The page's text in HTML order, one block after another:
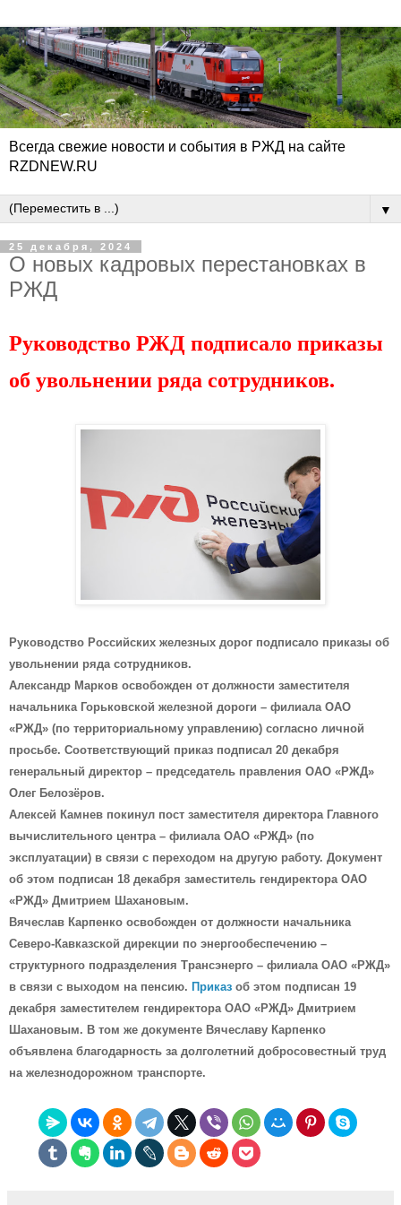
Всегда свежие новости и события в РЖД на сайте
RZDNEW.RU
▼
25 декабря, 2024
О новых кадровых перестановках в
РЖД
Руководство РЖД подписало приказы
об увольнении ряда сотрудников.
Руководство Российских железных дорог подписало приказы об
увольнении ряда сотрудников.
Александр Марков освобожден от должности заместителя
начальника Горьковской железной дороги – филиала ОАО
«РЖД» (по территориальному управлению) согласно личной
просьбе. Соответствующий приказ подписал 20 декабря
генеральный директор – председатель правления ОАО «РЖД»
Олег Белозёров.
Алексей Камнев покинул пост заместителя директора Главного
вычислительного центра – филиала ОАО «РЖД» (по
эксплуатации) в связи с переходом на другую работу. Документ
об этом подписан 18 декабря заместитель гендиректора ОАО
«РЖД» Дмитрием Шахановым.
Вячеслав Карпенко освобожден от должности начальника
Северо-Кавказской дирекции по энергообеспечению –
структурного подразделения Трансэнерго – филиала ОАО «РЖД»
в связи с выходом на пенсию. Приказ об этом подписан 19
декабря заместителем гендиректора ОАО «РЖД» Дмитрием
Шахановым. В том же документе Вячеславу Карпенко
объявлена благодарность за долголетний добросовестный труд
на железнодорожном транспорте.